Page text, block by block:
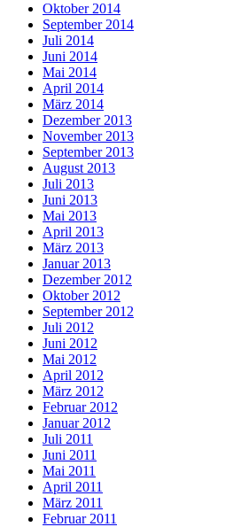
Oktober 2014
September 2014
Juli 2014
Juni 2014
Mai 2014
April 2014
März 2014
Dezember 2013
November 2013
September 2013
August 2013
Juli 2013
Juni 2013
Mai 2013
April 2013
März 2013
Januar 2013
Dezember 2012
Oktober 2012
September 2012
Juli 2012
Juni 2012
Mai 2012
April 2012
März 2012
Februar 2012
Januar 2012
Juli 2011
Juni 2011
Mai 2011
April 2011
März 2011
Februar 2011